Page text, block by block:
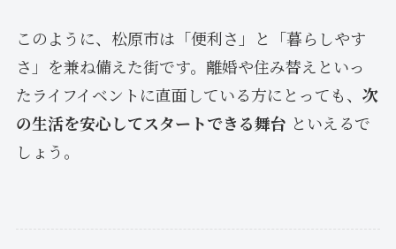
このように、松原市は「便利さ」と「暮らしやす
さ」を兼ね備えた街です。離婚や住み替えといっ
たライフイベントに直面している方にとっても、 次
の生活を安心してスタートできる舞台 といえるで
しょう。